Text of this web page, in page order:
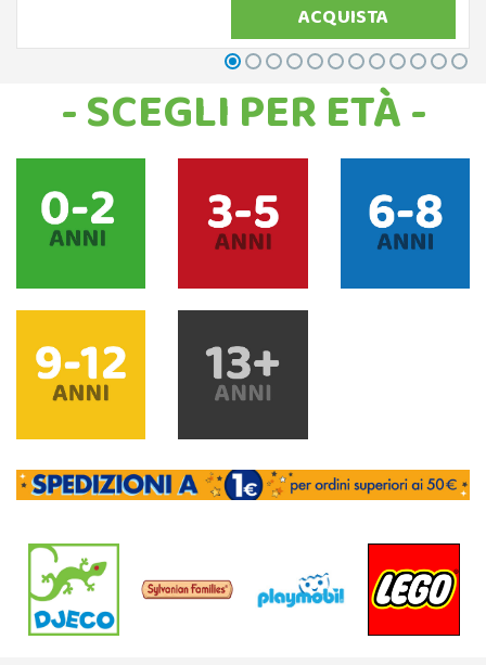
ACQUISTA
- SCEGLI PER ETÀ -